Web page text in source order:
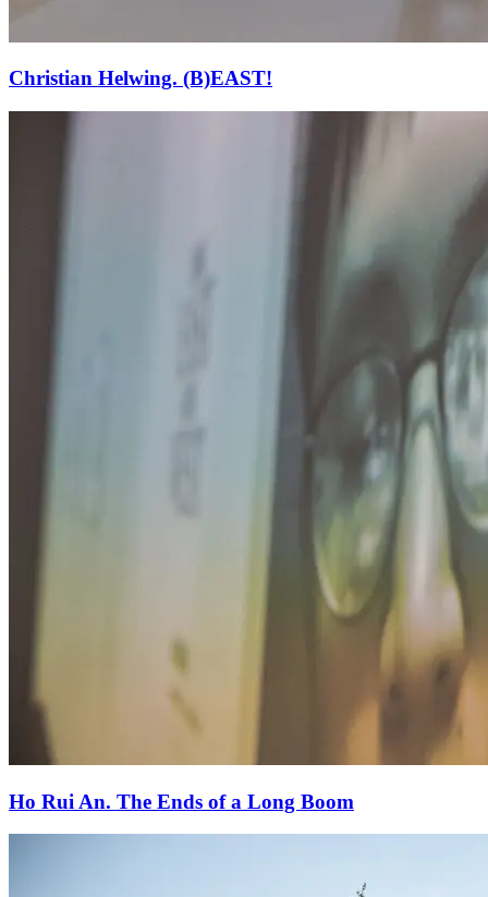
Christian Helwing. (B)EAST!
Ho Rui An. The Ends of a Long Boom